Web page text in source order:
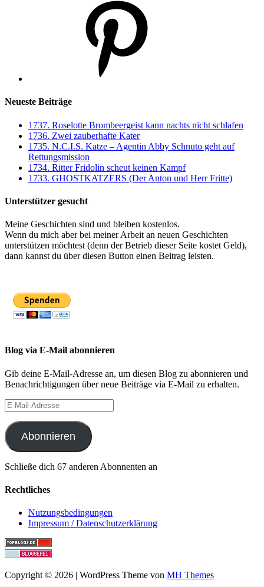
Neueste Beiträge
1737. Roselotte Brombeergeist kann nachts nicht schlafen
1736. Zwei zauberhafte Kater
1735. N.C.I.S. Katze – Agentin Abby Schnuto geht auf
Rettungsmission
1734. Ritter Fridolin scheut keinen Kampf
1733. GHOSTKATZERS (Der Anton und Herr Fritte)
Unterstützer gesucht
Meine Geschichten sind und bleiben kostenlos.
Wenn du mich aber bei meiner Arbeit an neuen Geschichten
unterstützen möchtest (denn der Betrieb dieser Seite kostet Geld),
dann kannst du über diesen Button einen Beitrag leisten.
Blog via E-Mail abonnieren
Gib deine E-Mail-Adresse an, um diesen Blog zu abonnieren und
Benachrichtigungen über neue Beiträge via E-Mail zu erhalten.
E-
Mail-
Adresse
Abonnieren
Schließe dich 67 anderen Abonnenten an
Rechtliches
Nutzungsbedingungen
Impressum / Datenschutzerklärung
Copyright © 2026 | WordPress Theme von MH Themes